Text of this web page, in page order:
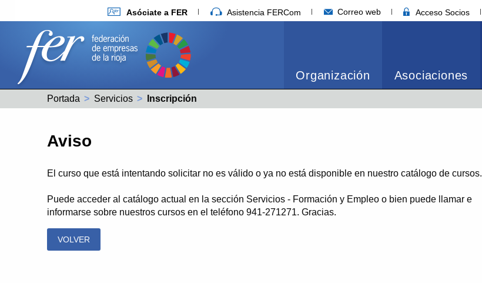
Asóciate a FER Asistencia FERCom Correo web Acceso Socios
Organización Asociaciones
Portada Servicios Actual:
Inscripción
Aviso
El curso que está intentando solicitar no es válido o ya no está disponible en nuestro catálogo de cursos.
Puede acceder al catálogo actual en la sección Servicios - Formación y Empleo o bien puede llamar e
informarse sobre nuestros cursos en el teléfono 941-271271. Gracias.
VOLVER